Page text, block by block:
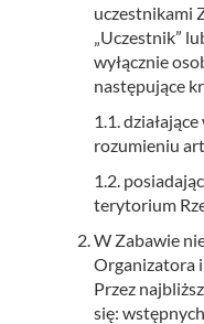
uczestnikami
„Uczestnik”
wyłącznie
następujące
1.1.
rozumieniu
1.2.
terytorium
W Zabawie
Organizatora
Przez
się: